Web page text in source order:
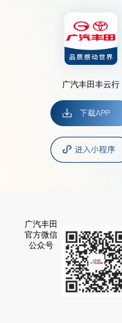
广汽丰田丰云行
广汽丰田
官方微信
公众号